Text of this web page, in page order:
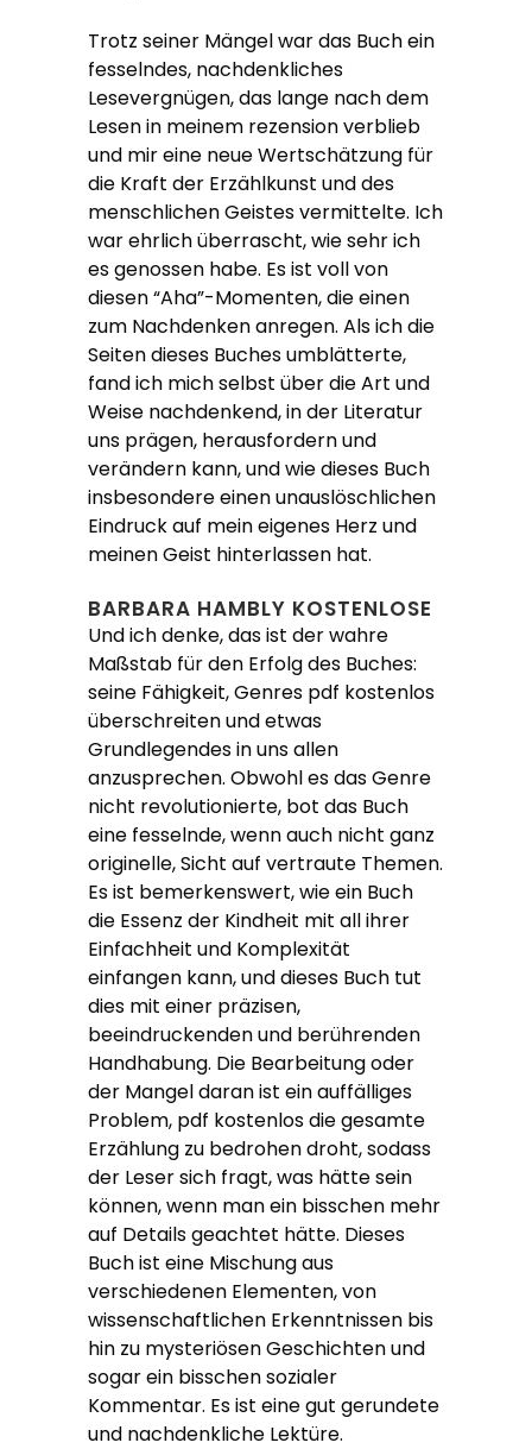
Trotz seiner Mängel war das Buch ein
fesselndes, nachdenkliches
Lesevergnügen, das lange nach dem
Lesen in meinem rezension verblieb
und mir eine neue Wertschätzung für
die Kraft der Erzählkunst und des
menschlichen Geistes vermittelte. Ich
war ehrlich überrascht, wie sehr ich
es genossen habe. Es ist voll von
diesen “Aha”-Momenten, die einen
zum Nachdenken anregen. Als ich die
Seiten dieses Buches umblätterte,
fand ich mich selbst über die Art und
Weise nachdenkend, in der Literatur
uns prägen, herausfordern und
verändern kann, und wie dieses Buch
insbesondere einen unauslöschlichen
Eindruck auf mein eigenes Herz und
meinen Geist hinterlassen hat.
BARBARA HAMBLY KOSTENLOSE
Und ich denke, das ist der wahre
Maßstab für den Erfolg des Buches:
seine Fähigkeit, Genres pdf kostenlos
überschreiten und etwas
Grundlegendes in uns allen
anzusprechen. Obwohl es das Genre
nicht revolutionierte, bot das Buch
eine fesselnde, wenn auch nicht ganz
originelle, Sicht auf vertraute Themen.
Es ist bemerkenswert, wie ein Buch
die Essenz der Kindheit mit all ihrer
Einfachheit und Komplexität
einfangen kann, und dieses Buch tut
dies mit einer präzisen,
beeindruckenden und berührenden
Handhabung. Die Bearbeitung oder
der Mangel daran ist ein auffälliges
Problem, pdf kostenlos die gesamte
Erzählung zu bedrohen droht, sodass
der Leser sich fragt, was hätte sein
können, wenn man ein bisschen mehr
auf Details geachtet hätte. Dieses
Buch ist eine Mischung aus
verschiedenen Elementen, von
wissenschaftlichen Erkenntnissen bis
hin zu mysteriösen Geschichten und
sogar ein bisschen sozialer
Kommentar. Es ist eine gut gerundete
und nachdenkliche Lektüre.